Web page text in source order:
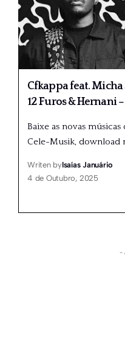
Cfkappa feat. Micha
12 Furos & Hernani
Baixe as novas
Cele-Musik, download
Writen byIsaías Januário
4 de Outubro, 2025
-